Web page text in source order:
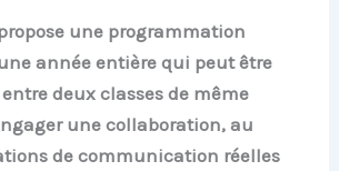
une programmation
année entière qui peut être
deux classes de même
une collaboration, au
de communication réelles